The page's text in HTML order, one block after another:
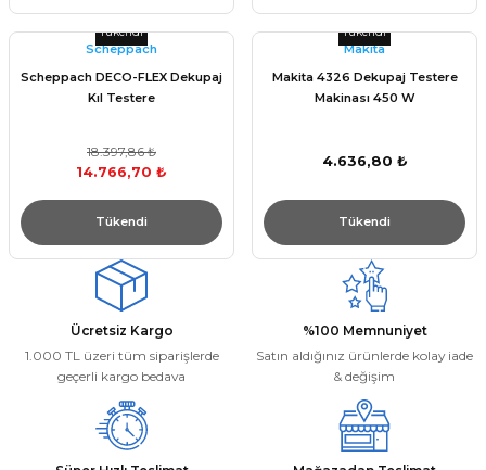
Tükendi
Scheppach
Scheppach DECO-FLEX Dekupaj
Kıl Testere
18.397,86 ₺
14.766,70 ₺
Tükendi
Tükendi
Makita
Makita 4326 Dekupaj Testere
Makinası 450 W
4.636,80 ₺
Tükendi
Ücretsiz Kargo
1.000 TL üzeri tüm siparişlerde
geçerli kargo bedava
%100 Memnuniyet
Satın aldığınız ürünlerde kolay iade
& değişim